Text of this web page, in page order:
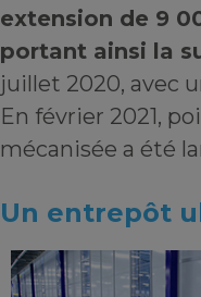
extension de 9
portant ainsi la
juillet 2020, avec
En février 2021,
mécanisée a été
Un entrepôt